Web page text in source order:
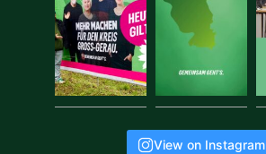
View on Instagram